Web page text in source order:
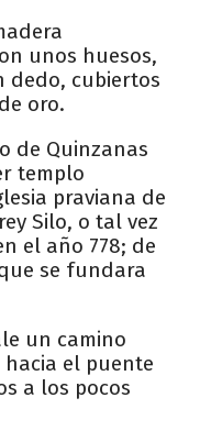
unos huesos,
dedo, cubiertos
oro.
de Quinzanas
templo
praviana de
Silo, o tal vez
el año 778; de
se fundara
un camino
el puente
a los pocos